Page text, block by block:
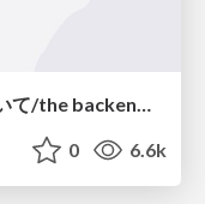
Scalebaseバックエンド構成について/the backend design of Scalebase
0 6.6k